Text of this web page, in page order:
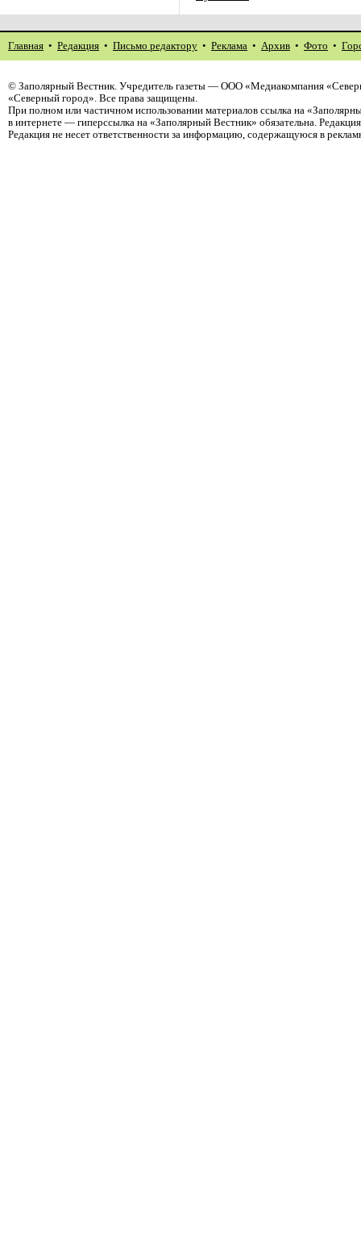
Главная • Редакция • Письмо редактору • Реклама • Архив • Фото •
© Заполярный Вестник. Учредитель газеты — ООО «Медиакомпания
«Северный город». Все права защищены.
При полном или частичном использовании материалов ссылка на
в интернете — гиперссылка на «Заполярный Вестник» обязательна.
Редакция не несет ответственности за информацию, содержащуюся в